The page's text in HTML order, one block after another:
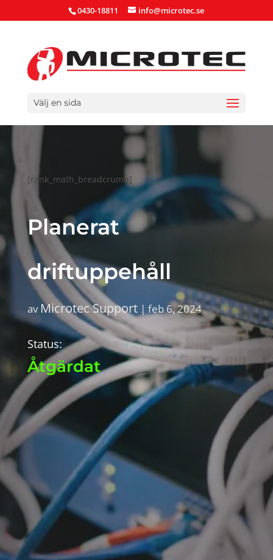
0430-18811 info@microtec.se
Välj en sida
[rank_math_breadcrumb]
Planerat
driftuppehåll
av Microtec Support| feb 6, 2024
Status:
Åtgärdat